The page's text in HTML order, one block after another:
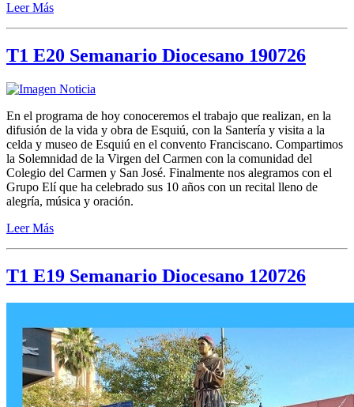
Leer Más
T1 E20 Semanario Diocesano 190726
En el programa de hoy conoceremos el trabajo que realizan, en la
difusión de la vida y obra de Esquiú, con la Santería y visita a la
celda y museo de Esquiú en el convento Franciscano. Compartimos
la Solemnidad de la Virgen del Carmen con la comunidad del
Colegio del Carmen y San José. Finalmente nos alegramos con el
Grupo Elí que ha celebrado sus 10 años con un recital lleno de
alegría, música y oración.
Leer Más
T1 E19 Semanario Diocesano 120726